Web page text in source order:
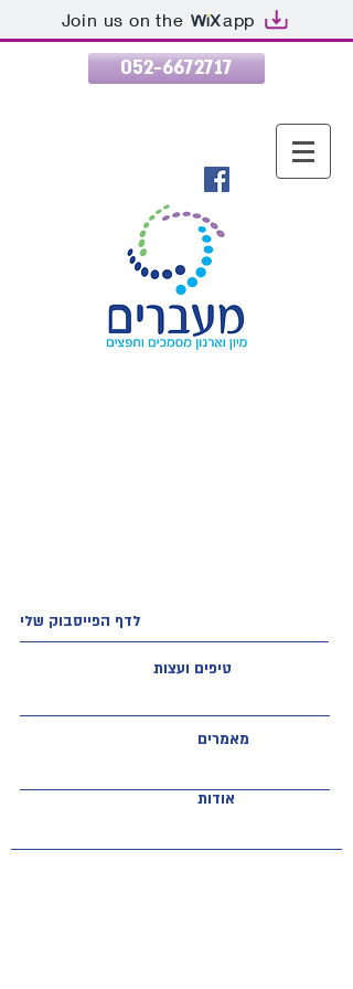
Join us on the app
052-6672717
לדף הפייסבוק שלי
טיפים ועצות
מאמרים
אודות